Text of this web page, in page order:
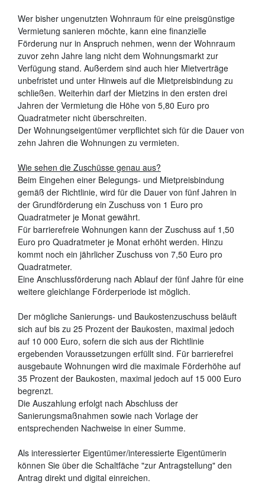
Wer bisher ungenutzten Wohnraum für eine preisgünstige
Vermietung sanieren möchte, kann eine finanzielle
Förderung nur in Anspruch nehmen, wenn der Wohnraum
zuvor zehn Jahre lang nicht dem Wohnungsmarkt zur
Verfügung stand. Außerdem sind auch hier Mietverträge
unbefristet und unter Hinweis auf die Mietpreisbindung zu
schließen. Weiterhin darf der Mietzins in den ersten drei
Jahren der Vermietung die Höhe von 5,80 Euro pro
Quadratmeter nicht überschreiten.
Der Wohnungseigentümer verpflichtet sich für die Dauer von
zehn Jahren die Wohnungen zu vermieten.
Wie sehen die Zuschüsse genau aus?
Beim Eingehen einer Belegungs- und Mietpreisbindung
gemäß der Richtlinie, wird für die Dauer von fünf Jahren in
der Grundförderung ein Zuschuss von 1 Euro pro
Quadratmeter je Monat gewährt.
Für barrierefreie Wohnungen kann der Zuschuss auf 1,50
Euro pro Quadratmeter je Monat erhöht werden. Hinzu
kommt noch ein jährlicher Zuschuss von 7,50 Euro pro
Quadratmeter.
Eine Anschlussförderung nach Ablauf der fünf Jahre für eine
weitere gleichlange Förderperiode ist möglich.
Der mögliche Sanierungs- und Baukostenzuschuss beläuft
sich auf bis zu 25 Prozent der Baukosten, maximal jedoch
auf 10 000 Euro, sofern die sich aus der Richtlinie
ergebenden Voraussetzungen erfüllt sind. Für barrierefrei
ausgebaute Wohnungen wird die maximale Förderhöhe auf
35 Prozent der Baukosten, maximal jedoch auf 15 000 Euro
begrenzt.
Die Auszahlung erfolgt nach Abschluss der
Sanierungsmaßnahmen sowie nach Vorlage der
entsprechenden Nachweise in einer Summe.
Als interessierter Eigentümer/interessierte Eigentümerin
können Sie über die Schaltfäche "zur Antragstellung" den
Antrag direkt und digital einreichen.